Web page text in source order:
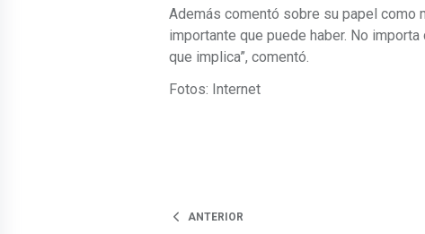
Además comentó sobre su papel como
importante que puede haber. No
que implica”, comentó.
Fotos: Internet
ANTERIOR